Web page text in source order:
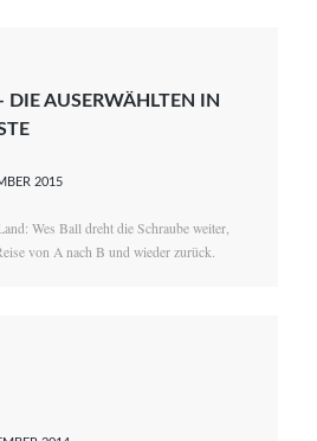
DIE AUSERWÄHLTEN IN
2015
Wes Ball dreht die Schraube weiter,
von A nach B und wieder zurück.